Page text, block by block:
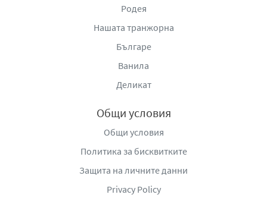
Родея
Нашата транжорна
Българе
Ванила
Деликат
Общи условия
Общи условия
Политика за бисквитките
Защита на личните данни
Privacy Policy